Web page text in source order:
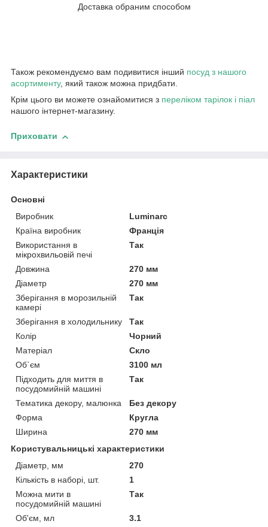
Доставка обраним способом
Також рекомендуємо вам подивитися інший посуд з нашого
асортименту, який також можна придбати.
Крім цього ви можете ознайомитися з переліком тарілок і піал
нашого інтернет-магазину.
Приховати
Характеристики
Основні
Виробник
Luminarc
Країна виробник
Франція
Використання в
мікрохвильовій печі
Так
Довжина
270 мм
Діаметр
270 мм
Зберігання в морозильній
камері
Так
Зберігання в холодильнику
Так
Колір
Чорний
Матеріал
Скло
Об`єм
3100 мл
Підходить для миття в
посудомийній машині
Так
Тематика декору, малюнка
Без декору
Форма
Кругла
Ширина
270 мм
Користувальницькі характеристики
Діаметр, мм
270
Кількість в наборі, шт.
1
Можна мити в
посудомийній машині
Так
Об'єм, мл
3.1